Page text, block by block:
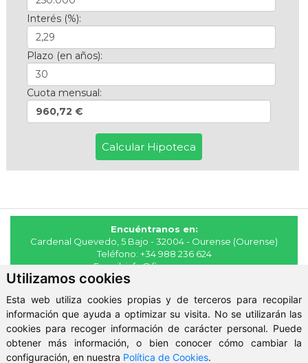
Utilizamos cookies
Esta web utiliza cookies propias y de terceros para recopilar
información que ayuda a optimizar su visita. No se utilizarán las
cookies para recoger información de carácter personal. Puede
obtener más información, o bien conocer cómo cambiar la
configuración, en nuestra Política de Cookies.
Interés (%):
Plazo (en años):
Cuota mensual:
960,72 €
Encuéntranos en:
Cardenal Quevedo, 5 Bajo - 32004 - Ourense (Ourense)
Teléfono: +34 988 236 624
E-mail:info@fincasmaya.es
© 2026 - Fincas Maya
Aviso Legal-Política de Privacidad- ClickViviendas